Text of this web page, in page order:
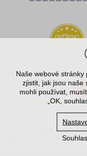
© 2004–2026
Společnost ELVO
Naše webové
zjistit, jak jsou naše
mohli používat,
„OK,